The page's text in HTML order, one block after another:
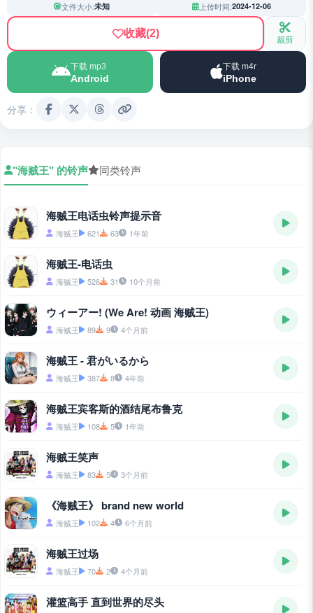
文件大小:未知 上传时间:2024-12-06
收藏(2) 裁剪
下载 mp3
Android
下载 m4r
iPhone
分享：
"海贼王" 的铃声 同类铃声
海贼王电话虫铃声提示音
海贼王 621 63 1年前
海贼王-电话虫
海贼王 526 31 10个月前
ウィーアー! (We Are! 动画 海贼王)
海贼王 89 9 4个月前
海贼王 - 君がいるから
海贼王 387 8 4年前
海贼王宾客斯的酒结尾布鲁克
海贼王 108 5 1年前
海贼王笑声
海贼王 83 5 3个月前
《海贼王》 brand new world
海贼王 102 4 6个月前
海贼王过场
海贼王 70 2 4个月前
灌篮高手 直到世界的尽头